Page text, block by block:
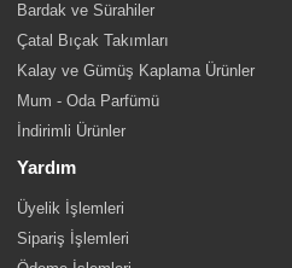
Bardak ve Sürahiler
Çatal Bıçak Takımları
Kalay ve Gümüş Kaplama Ürünler
Mum - Oda Parfümü
İndirimli Ürünler
Yardım
Üyelik İşlemleri
Sipariş İşlemleri